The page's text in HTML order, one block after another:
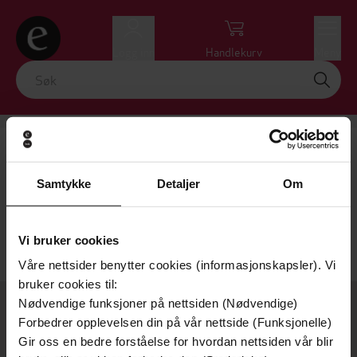
Samtykke Detaljer Om
Vi bruker cookies
Våre nettsider benytter cookies (informasjonskapsler). Vi
bruker cookies til:
Nødvendige funksjoner på nettsiden (Nødvendige)
Forbedrer opplevelsen din på vår nettside (Funksjonelle)
Gir oss en bedre forståelse for hvordan nettsiden vår blir
Handlekurv
Susan Miller Få varsel ved ny bok av forfatteren
Beklager! Vi kunne ikke finne det du søkte etter.
OM OSS
Om Ebok.no